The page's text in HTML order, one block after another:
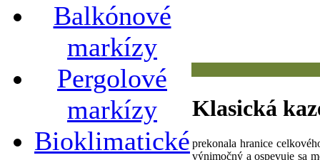
Balkónové
markízy
Pergolové
markízy
Bioklimatické
Klasická
prekonala hranice
výnimočný a ospevuje sa